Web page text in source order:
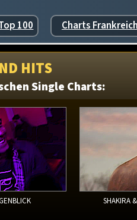
100 Charts
HITS
Single Charts:
SHAKIRA